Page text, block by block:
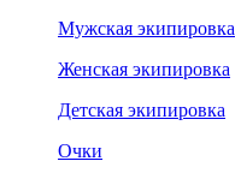
Мужская экипировка
Женская экипировка
Детская экипировка
Очки